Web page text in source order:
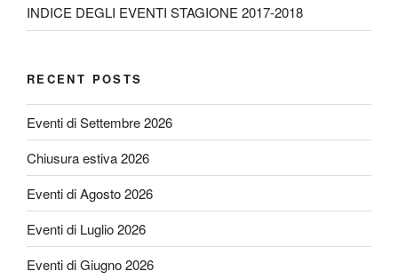
INDICE DEGLI EVENTI STAGIONE 2017-2018
RECENT POSTS
Eventi di Settembre 2026
Chiusura estiva 2026
Eventi di Agosto 2026
Eventi di Luglio 2026
Eventi di Giugno 2026